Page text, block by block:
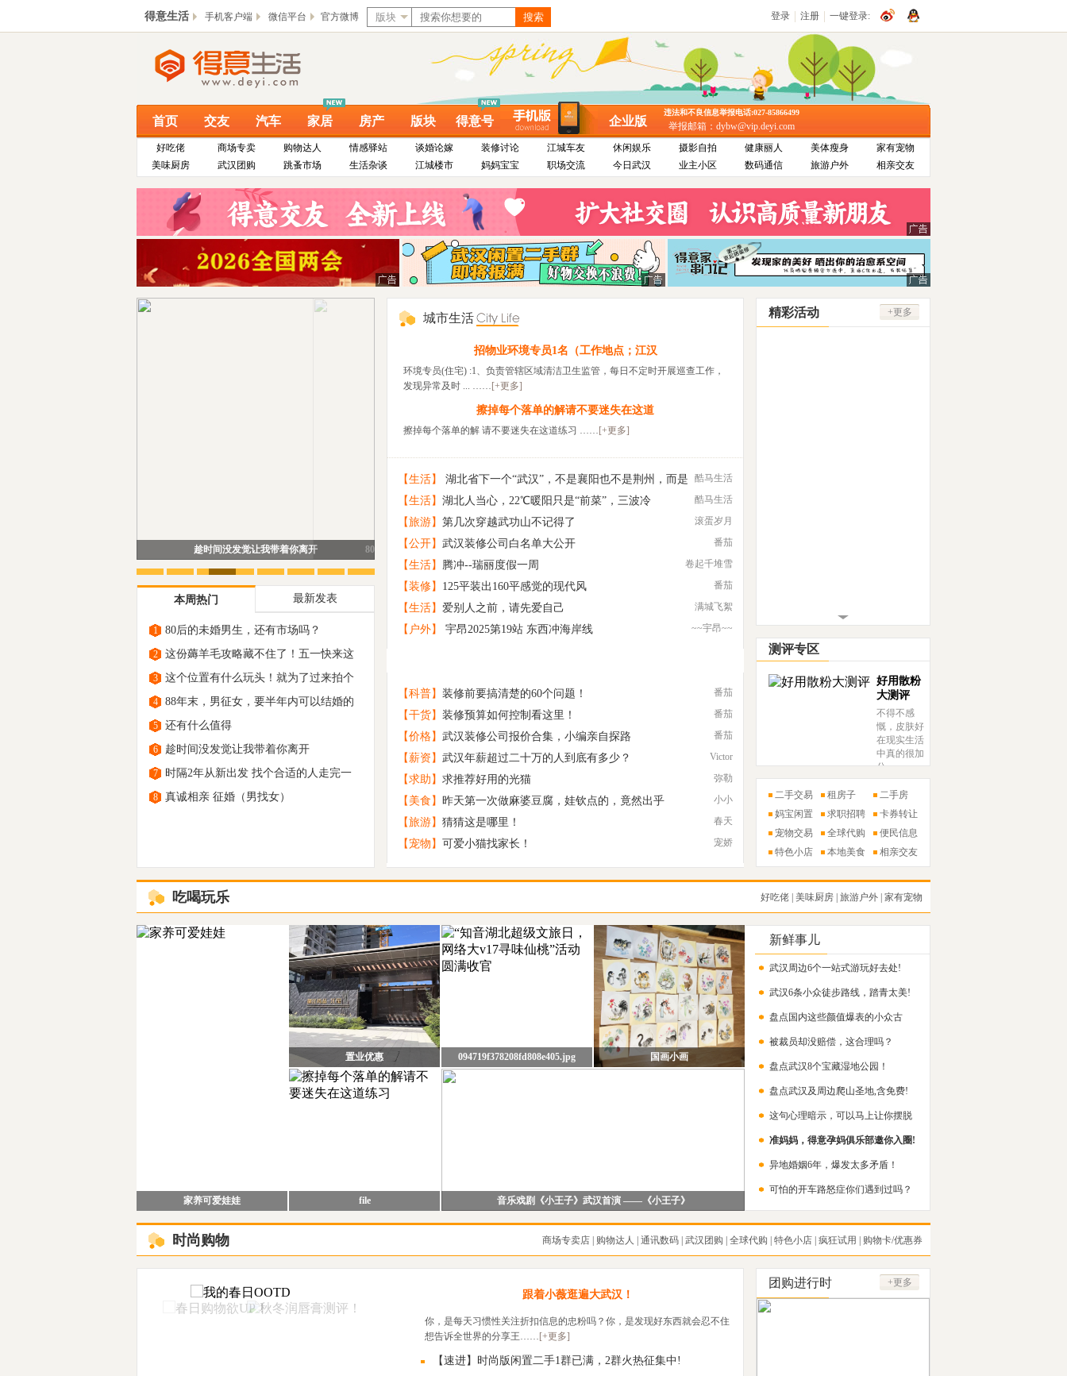
得意生活 手机客户端 微信平台 官方微博 版块 搜索 登录 | 注册 | 一键登录:
首页 交友 汽车 家居 房产 版块 得意号 企业版
违法和不良信息举报电话:027-85866499
举报邮箱：dybw@vip.deyi.com
好吃佬
商场专卖 购物达人 情感驿站 谈婚论嫁 装修讨论 江城车友 休闲娱乐 摄影自拍 健康丽人 美体瘦身
家有宠物
美味厨房
武汉团购 跳蚤市场 生活杂谈 江城楼市 妈妈宝宝 职场交流 今日武汉 业主小区 数码通信 旅游户外 相亲交友
80后的未婚男生，还有市场吗？
本周热门 最新发表
1 80后的未婚男生，还有市场吗？
2
这份薅羊毛攻略藏不住了！五一快来这
里“原
3 这个位置有什么玩头！就为了过来拍个
4 88年末，男征女，要半年内可以结婚的
5 还有什么值得
6 趁时间没发觉让我带着你离开
7 时隔2年从新出发 找个合适的人走完一
8 真诚相亲 征婚（男找女）
原创 那片村野
寻找一个懂得欣赏“平淡”的你
校园恋爱出真爱 再加个初恋就是王炸
原创 浓碧禅堂
原创 深山小寺
趁时间没发觉让我带着你离开
88年末，男征女，要半年内可以结婚的
城市生活
招物业环境专员1名（工作地点；江汉
环境专员(住宅) :1、负责管辖区域清洁卫生监管，每日不定时开展巡查工作，
发现异常及时 ... …… [+更多]
擦掉每个落单的解请不要迷失在这道
擦掉每个落单的解 请不要迷失在这道练习 …… [+更多]
酷马生活
【生活】
湖北省下一个“武汉”，不是襄阳也不是荆州，而是
这座低调的城市
酷马生活
【生活】 湖北人当心，22℃暖阳只是“前菜”，三波冷
滚蛋岁月
【旅游】 第几次穿越武功山不记得了
番茄
【公开】 武汉装修公司白名单大公开
卷起千堆雪
【生活】 腾冲--瑞丽度假一周
番茄
【装修】 125平装出160平感觉的现代风
满城飞絮
【生活】 爱别人之前，请先爱自己
~~宇昂~~
【户外】 宇昂2025第19站 东西冲海岸线
番茄
【科普】 装修前要搞清楚的60个问题！
番茄
【干货】 装修预算如何控制看这里！
番茄
【价格】 武汉装修公司报价合集，小编亲自探路
Victor
【薪资】 武汉年薪超过二十万的人到底有多少？
弥勒
【求助】 求推荐好用的光猫
小小
【美食】 昨天第一次做麻婆豆腐，娃钦点的，竟然出乎
春天
【旅游】 猜猜这是哪里！
宠娇
【宠物】 可爱小猫找家长！
精彩活动 +更多
测评专区
好用散粉
大测评
不得不感
慨，皮肤好
在现实生活
中真的很加
分
二手交易 租房子
二手房
妈宝闲置
求职招聘
卡券转让
宠物交易
全球代购
便民信息
特色小店
本地美食 相亲交友
吃喝玩乐 好吃佬 美味厨房 旅游户外 家有宠物
家养可爱娃娃
置业优惠 094719f378208fd808e405.jpg 国画小画
file 音乐戏剧《小王子》武汉首演 ——《小王子》
新鲜事儿
武汉周边6个一站式游玩好去处!
武汉6条小众徒步路线，踏青太美!
盘点国内这些颜值爆表的小众古
镇！被裁员却没赔偿，这合理吗？
盘点武汉8个宝藏湿地公园！
盘点武汉及周边爬山圣地,含免费!
这句心理暗示，可以马上让你摆脱
内耗！
准妈妈，得意孕妈俱乐部邀你入圈!
异地婚姻6年，爆发太多矛盾！
可怕的开车路怒症你们遇到过吗？
时尚购物 商场专卖店 购物达人 通讯数码 武汉团购 全球代购 特色小店 疯狂试用 购物卡/优惠券
跟着小薇逛遍大武汉！
你，是每天习惯性关注折扣信息的忠粉吗？你，是发现好东西就会忍不住
想告诉全世界的分享王…… [+更多]
【速进】时尚版闲置二手1群已满，2群火热征集中!
团购进行时 +更多